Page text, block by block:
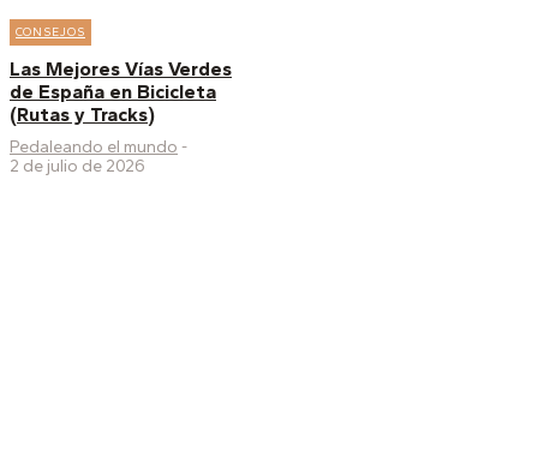
CONSEJOS
Las Mejores Vías Verdes
de España en Bicicleta
(Rutas y Tracks)
Pedaleando el mundo -
2 de julio de 2026